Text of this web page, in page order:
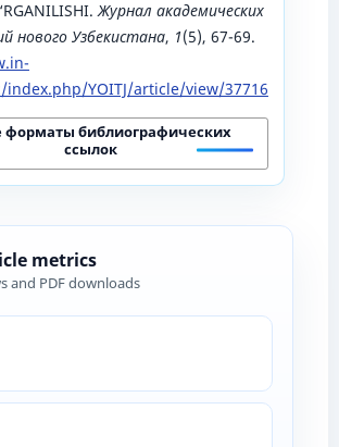
Журнал академических
нового Узбекистана, 1(5), 67-69.
index.php/YOITJ/article/view/37716
форматы библиографических
ссылок
metrics
and PDF downloads